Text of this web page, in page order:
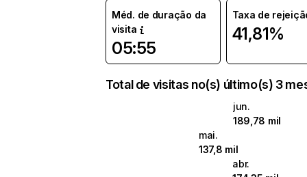
Méd. de duração da
visita
05:55
Taxa de
41,81%
Total de visitas no(s) último(s) 3
jun.
189,78 mil
mai.
137,8 mil
abr.